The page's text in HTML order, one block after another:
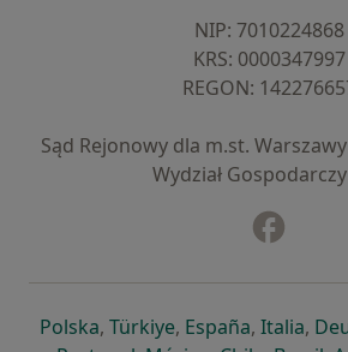
NIP: ⁠7010224868
KRS: ⁠0000347997
REGON:
Sąd Rejonowy dla m.st.
Wydział Gospodarczy
Polskaotwiera się w nowej karcie
, Türkiyeotwiera się w
, Españaotwiera
, Italia,